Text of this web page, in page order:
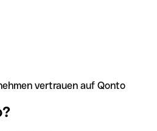
vertrauen auf Qonto